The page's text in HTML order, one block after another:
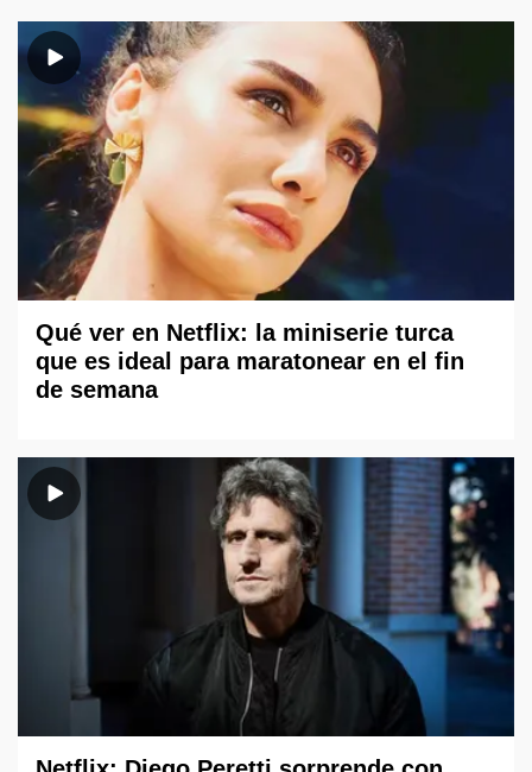
Qué ver en Netflix: la miniserie turca
que es ideal para maratonear en el fin
de semana